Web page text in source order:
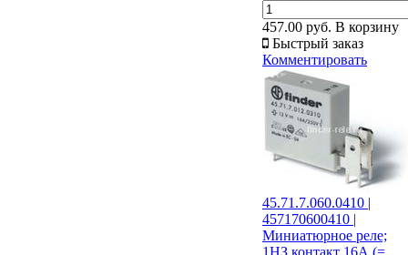
457.00 руб. В корзину
Быстрый заказ
Комментировать
45.71.7.060.0410 |
457170600410 |
Миниатюрное реле;
1НЗ контакт 16А (=